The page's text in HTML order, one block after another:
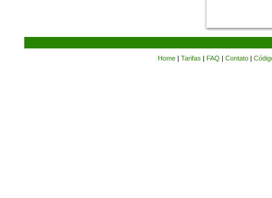
Home | Tarifas | FAQ | Contato |